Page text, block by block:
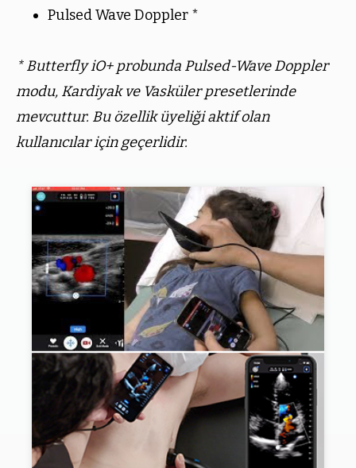
Pulsed Wave Doppler *
* Butterfly iO+ probunda Pulsed-Wave Doppler
modu, Kardiyak ve Vasküler presetlerinde
mevcuttur. Bu özellik üyeliği aktif olan
kullanıcılar için geçerlidir.